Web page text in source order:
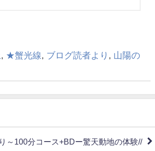
★蟹光線 ブログ読者より
山陽の
～100分コース+BDー驚天動地の体験//